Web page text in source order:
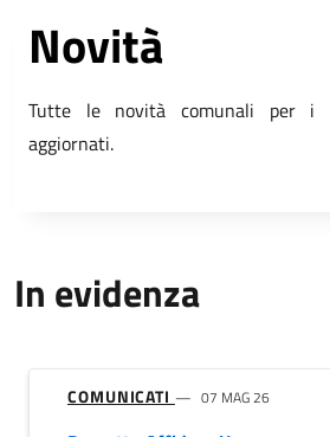
Novità
Tutte le novità comunali per i
aggiornati.
In evidenza
COMUNICATI 07 MAG 26